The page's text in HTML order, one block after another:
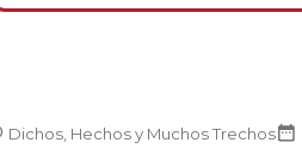
Dichos, Hechos y Muchos Trechos